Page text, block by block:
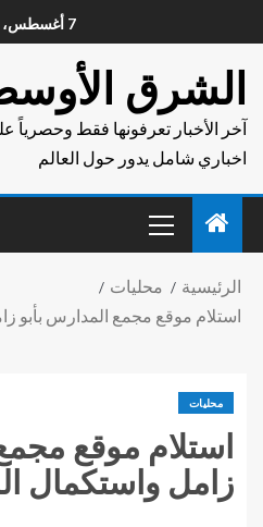
7 أغسطس، 2026
الشرق
آخر الأخبار تعرفونها فقط وحصرياً
اخباري شامل يدور حول العالم
الرئيسية
محليات
استلام موقع مجمع المدارس
محليات
استلام موقع
زامل واستكمال